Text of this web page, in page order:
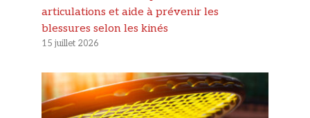
articulations et aide à prévenir les
blessures selon les kinés
15 juillet 2026